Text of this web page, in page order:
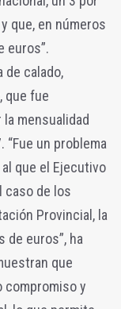
que, en números
euros”.
de calado,
que fue
mensualidad
“Fue un problema
que el Ejecutivo
caso de los
Provincial, la
de euros”, ha
que
compromiso y